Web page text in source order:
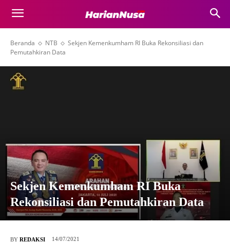
Beranda NTB
Sekjen Kemenkumham RI Buka Rekonsiliasi dan
Pemutahkiran Data
Sekjen Kemenkumham RI Buka
Rekonsiliasi dan Pemutahkiran Data
BY REDAKSI 14/07/2021